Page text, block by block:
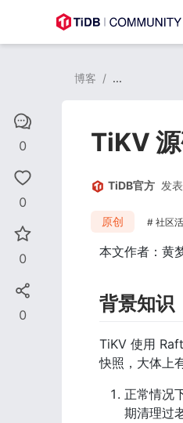
0
0
0
0
博客 / ...
TiKV
TiDB官方 发
原创 社区
本文作者：黄
背景知识
TiKV 使用
快照，大体上
正常情况
期清理过